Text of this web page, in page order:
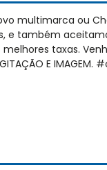
multimarca ou
e também
taxas.
E